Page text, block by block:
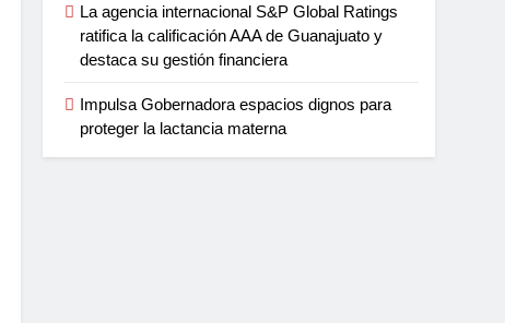
La agencia internacional S&P Global Ratings
ratifica la calificación AAA de Guanajuato y
destaca su gestión financiera
Impulsa Gobernadora espacios dignos para
proteger la lactancia materna